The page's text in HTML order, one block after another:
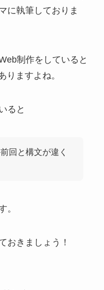
に執筆しておりま
制作をしていると
りますよね。
ると
回と構文が違く
。
おきましょう！